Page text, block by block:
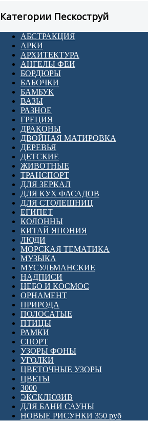
Категории Пескоструй
АБСТРАКЦИЯ
АРКИ
АРХИТЕКТУРА
АНГЕЛЫ ФЕИ
БОРДЮРЫ
БАБОЧКИ
БАМБУК
ВАЗЫ
РАЗНОЕ
ГРЕЦИЯ
ДРАКОНЫ
ДВОЙНАЯ МАТИРОВКА
ДЕРЕВЬЯ
ДЕТСКИЕ
ЖИВОТНЫЕ
ТРАНСПОРТ
ДЛЯ ЗЕРКАЛ
ДЛЯ КУХ ФАСАДОВ
ДЛЯ СТОЛЕШНИЦ
ЕГИПЕТ
КОЛОННЫ
КИТАЙ ЯПОНИЯ
ЛЮДИ
МОРСКАЯ ТЕМАТИКА
МУЗЫКА
МУСУЛЬМАНСКИЕ
НАДПИСИ
НЕБО И КОСМОС
ОРНАМЕНТ
ПРИРОДА
ПОЛОСАТЫЕ
ПТИЦЫ
РАМКИ
СПОРТ
УЗОРЫ ФОНЫ
УГОЛКИ
ЦВЕТОЧНЫЕ УЗОРЫ
ЦВЕТЫ
3000
ЭКСКЛЮЗИВ
ДЛЯ БАНИ САУНЫ
НОВЫЕ РИСУНКИ 350 руб